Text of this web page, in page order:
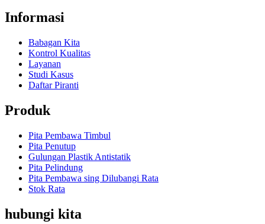
Informasi
Babagan Kita
Kontrol Kualitas
Layanan
Studi Kasus
Daftar Piranti
Produk
Pita Pembawa Timbul
Pita Penutup
Gulungan Plastik Antistatik
Pita Pelindung
Pita Pembawa sing Dilubangi Rata
Stok Rata
hubungi kita